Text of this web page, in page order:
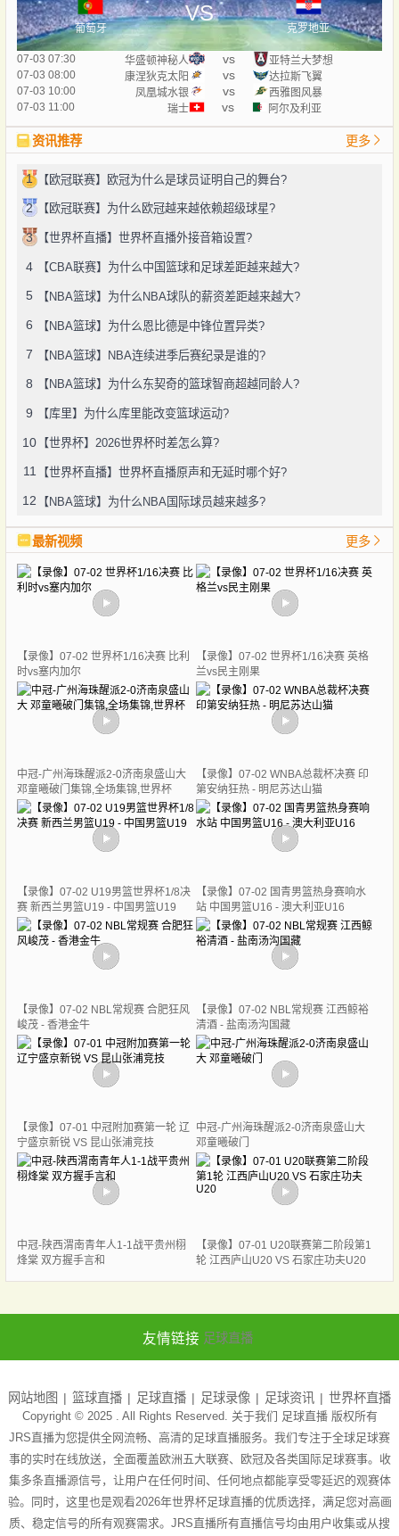
葡萄牙
VS
克罗地亚
07-03 07:30 华盛顿神秘人 vs
亚特兰大梦想
07-03 08:00
康涅狄克太阳 vs
达拉斯飞翼
07-03 10:00
凤凰城水银 vs
西雅图风暴
07-03 11:00
瑞士 vs 阿尔及利亚
资讯推荐 更多
1 【欧冠联赛】欧冠为什么是球员证明自己的舞台?
2 【欧冠联赛】为什么欧冠越来越依赖超级球星?
3 【世界杯直播】世界杯直播外接音箱设置?
4 【CBA联赛】为什么中国篮球和足球差距越来越大?
5 【NBA篮球】为什么NBA球队的薪资差距越来越大?
6 【NBA篮球】为什么恩比德是中锋位置异类?
7 【NBA篮球】NBA连续进季后赛纪录是谁的?
8 【NBA篮球】为什么东契奇的篮球智商超越同龄人?
9 【库里】为什么库里能改变篮球运动?
10 【世界杯】2026世界杯时差怎么算?
11 【世界杯直播】世界杯直播原声和无延时哪个好?
12 【NBA篮球】为什么NBA国际球员越来越多?
最新视频 更多
【录像】07-02 世界杯1/16决赛 比利
时vs塞内加尔
【录像】07-02 世界杯1/16决赛 英格
兰vs民主刚果
中冠-广州海珠醒派2-0济南泉盛山大
邓童曦破门集锦,全场集锦,世界杯
【录像】07-02 WNBA总裁杯决赛 印
第安纳狂热 - 明尼苏达山猫
【录像】07-02 U19男篮世界杯1/8决
赛 新西兰男篮U19 - 中国男篮U19
【录像】07-02 国青男篮热身赛响水
站 中国男篮U16 - 澳大利亚U16
【录像】07-02 NBL常规赛 合肥狂风
峻茂 - 香港金牛
【录像】07-02 NBL常规赛 江西鲸裕
清酒 - 盐南汤沟国藏
【录像】07-01 中冠附加赛第一轮 辽
宁盛京新锐 VS 昆山张浦竞技
中冠-广州海珠醒派2-0济南泉盛山大
邓童曦破门
中冠-陕西渭南青年人1-1战平贵州栩
烽棠 双方握手言和
【录像】07-01 U20联赛第二阶段第1
轮 江西庐山U20 VS 石家庄功夫U20
友情链接 足球直播
网站地图 篮球直播 足球直播 足球录像 足球资讯 世界杯直播
Copyright © 2025 . All Rights Reserved. 关于我们 足球直播版权所有
JRS直播为您提供全网流畅、高清的足球直播服务。我们专注于全球足球赛
事的实时在线放送，全面覆盖欧洲五大联赛、欧冠及各类国际足球赛事。收
集多条直播源信号，让用户在任何时间、任何地点都能享受零延迟的观赛体
验。同时，这里也是观看2026年世界杯足球直播的优质选择，满足您对高画
质、稳定信号的所有观赛需求。JRS直播所有直播信号均由用户收集或从搜